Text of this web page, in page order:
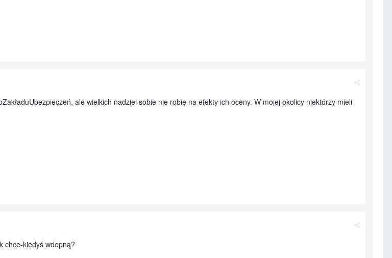
ale wielkich nadziei sobie nie robię na efekty ich oceny. W mojej okolicy niektórzy mieli
chce-kiedyś wdepną?